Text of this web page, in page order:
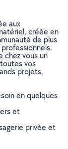
aux
créée en
de plus
chez vous un
vos
projets,
en quelques
et
privée et